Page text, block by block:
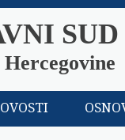
SUD
Hercegovine